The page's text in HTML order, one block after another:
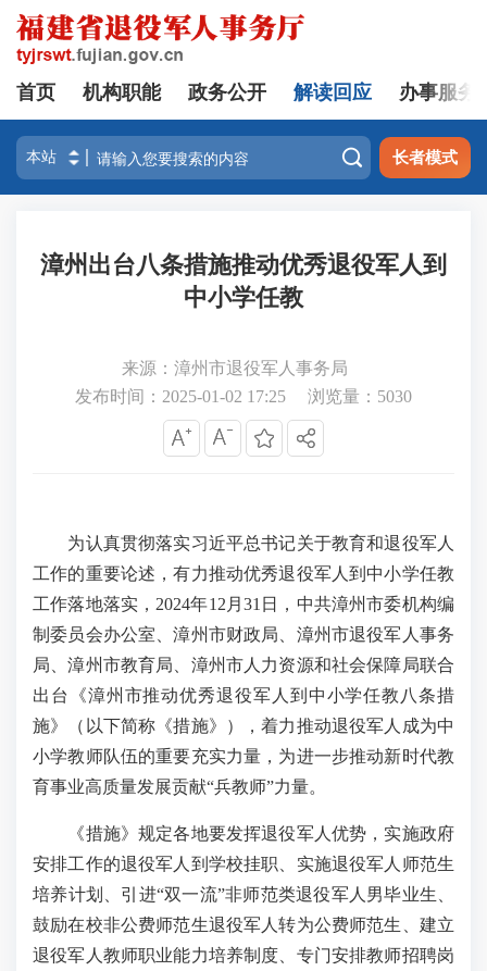
首页 机构职能 政务公开 解读回应 办事服务
 长者模式
漳州出台八条措施推动优秀退役军人到
中小学任教
来源：漳州市退役军人事务局
发布时间：2025-01-02 17:25
浏览量： 5030
为认真贯彻落实习近平总书记关于教育和退役军人
工作的重要论述，有力推动优秀退役军人到中小学任教
工作落地落实，2024年12月31日，中共漳州市委机构编
制委员会办公室、漳州市财政局、漳州市退役军人事务
局、漳州市教育局、漳州市人力资源和社会保障局联合
出台《漳州市推动优秀退役军人到中小学任教八条措
施》（以下简称《措施》），着力推动退役军人成为中
小学教师队伍的重要充实力量，为进一步推动新时代教
育事业高质量发展贡献“兵教师”力量。
《措施》规定各地要发挥退役军人优势，实施政府
安排工作的退役军人到学校挂职、实施退役军人师范生
培养计划、引进“双一流”非师范类退役军人男毕业生、
鼓励在校非公费师范生退役军人转为公费师范生、建立
退役军人教师职业能力培养制度、专门安排教师招聘岗